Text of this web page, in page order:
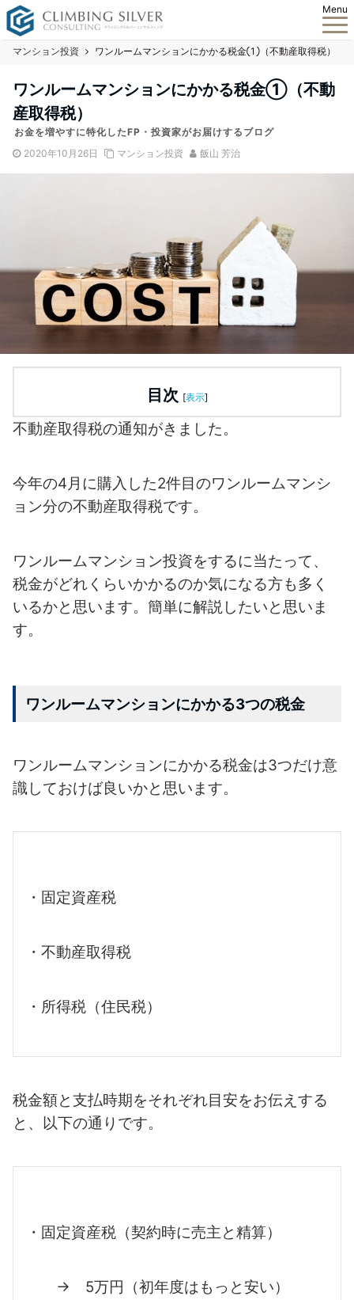
Menu
マンション投資 ワンルームマンションにかかる税金①（不動産取得税）
ワンルームマンションにかかる税金①（不動
産取得税）
お金を増やすに特化したFP・投資家がお届けするブログ
2020年10月26日
マンション投資 飯山 芳治
目次 [表示]
不動産取得税の通知がきました。
今年の4月に購入した2件目のワンルームマンシ
ョン分の不動産取得税です。
ワンルームマンション投資をするに当たって、
税金がどれくらいかかるのか気になる方も多く
いるかと思います。簡単に解説したいと思いま
す。
ワンルームマンションにかかる3つの税金
ワンルームマンションにかかる税金は3つだけ意
識しておけば良いかと思います。
・固定資産税
・不動産取得税
・所得税（住民税）
税金額と支払時期をそれぞれ目安をお伝えする
と、以下の通りです。
・固定資産税（契約時に売主と精算）
→ 5万円（初年度はもっと安い）